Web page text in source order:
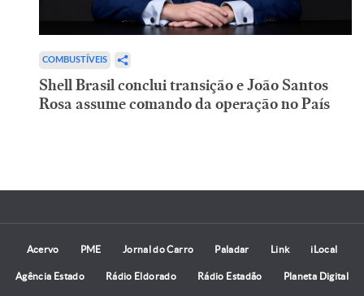
COMBUSTÍVEIS
Shell Brasil conclui transição e João Santos
Rosa assume comando da operação no País
Acervo PME Jornal do Carro Paladar Link iLocal
Agência Estado Rádio Eldorado Rádio Estadão Planeta Digital